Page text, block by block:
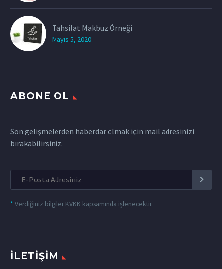
Tahsilat Makbuz Örneği
Mayıs 5, 2020
ABONE OL
Son gelişmelerden haberdar olmak için mail adresinizi
bırakabilirsiniz.
* Verdiğiniz bilgiler KVKK kapsamında işlenecektir.
İLETIŞIM